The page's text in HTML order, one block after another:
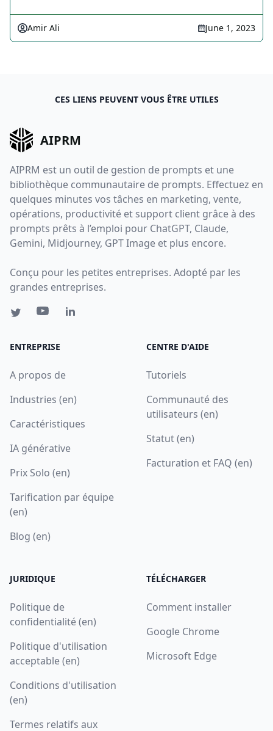
Amir Ali June 1, 2023
CES LIENS PEUVENT VOUS ÊTRE UTILES
AIPRM
AIPRM est un outil de gestion de prompts et une
bibliothèque communautaire de prompts. Effectuez en
quelques minutes vos tâches en marketing, vente,
opérations, productivité et support client grâce à des
prompts prêts à l’emploi pour ChatGPT, Claude,
Gemini, Midjourney, GPT Image et plus encore.
Conçu pour les petites entreprises. Adopté par les
grandes entreprises.
ENTREPRISE
A propos de
Industries (en)
Caractéristiques
IA générative
Prix Solo (en)
Tarification par équipe
(en)
Blog (en)
CENTRE D'AIDE
Tutoriels
Communauté des
utilisateurs (en)
Statut (en)
Facturation et FAQ (en)
JURIDIQUE
Politique de
confidentialité (en)
Politique d'utilisation
acceptable (en)
Conditions d'utilisation
(en)
Termes relatifs aux
TÉLÉCHARGER
Comment installer
Google Chrome
Microsoft Edge